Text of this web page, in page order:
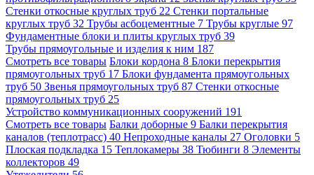
Стенки откосные круглых труб 22 Стенки портальные
круглых труб 32 Трубы асбоцементные 7 Трубы круглые 97
Фундаментные блоки и плиты круглых труб 39
Трубы прямоугольные и изделия к ним 187
Смотреть все товары Блоки кордона 8 Блоки перекрытия
прямоугольных труб 17 Блоки фундамента прямоугольных
труб 50 Звенья прямоугольных труб 87 Стенки откосные
прямоугольных труб 25
Устройство коммуникационных сооружений 191
Смотреть все товары Балки доборные 9 Балки перекрытия
каналов (теплотрасс) 40 Непроходные каналы 27 Оголовки 5
Плоская подкладка 15 Теплокамеры 38 Тюбинги 8 Элементы
коллекторов 49